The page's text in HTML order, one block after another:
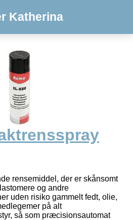
Katherina
rensemiddel, der er skånsomt
og andre
uden risiko gammelt fedt, olie,
på alt
så som præcisionsautomat